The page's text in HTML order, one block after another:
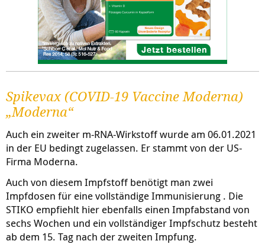
Spikevax (COVID-19 Vaccine Moderna)
„Moderna“
Auch ein zweiter m-RNA-Wirkstoff wurde am 06.01.2021
in der EU bedingt zugelassen. Er stammt von der US-
Firma Moderna.
Auch von diesem Impfstoff benötigt man zwei
Impfdosen für eine vollständige Immunisierung . Die
STIKO empfiehlt hier ebenfalls einen Impfabstand von
sechs Wochen und ein vollständiger Impfschutz besteht
ab dem 15. Tag nach der zweiten Impfung.